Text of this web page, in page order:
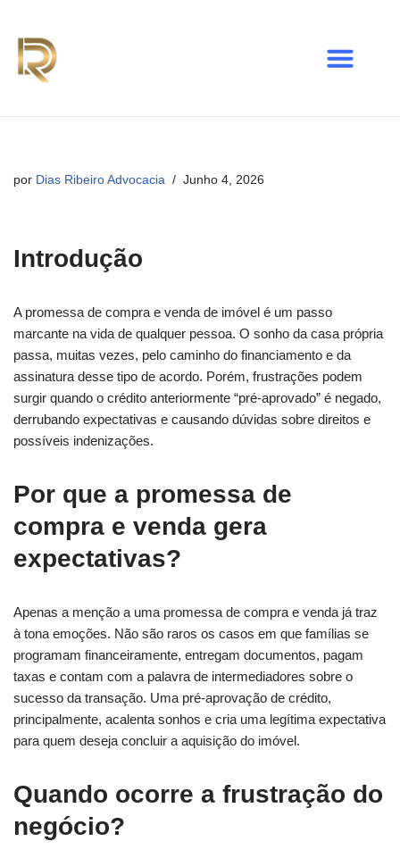
Avançar
para
por Dias Ribeiro Advocacia Junho 4, 2026
Introdução
A promessa de compra e venda de imóvel é um passo
marcante na vida de qualquer pessoa. O sonho da casa própria
passa, muitas vezes, pelo caminho do financiamento e da
assinatura desse tipo de acordo. Porém, frustrações podem
surgir quando o crédito anteriormente “pré-aprovado” é negado,
derrubando expectativas e causando dúvidas sobre direitos e
possíveis indenizações.
Por que a promessa de
compra e venda gera
expectativas?
Apenas a menção a uma promessa de compra e venda já traz
à tona emoções. Não são raros os casos em que famílias se
programam financeiramente, entregam documentos, pagam
taxas e contam com a palavra de intermediadores sobre o
sucesso da transação. Uma pré-aprovação de crédito,
principalmente, acalenta sonhos e cria uma legítima expectativa
para quem deseja concluir a aquisição do imóvel.
Quando ocorre a frustração do
negócio?